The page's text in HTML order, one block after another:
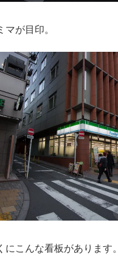
マが目印。
にこんな看板があります。